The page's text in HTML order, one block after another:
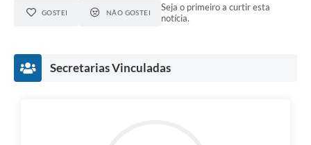
GOSTEI NÃO GOSTEI
Seja o primeiro a curtir esta
notícia.
Secretarias Vinculadas